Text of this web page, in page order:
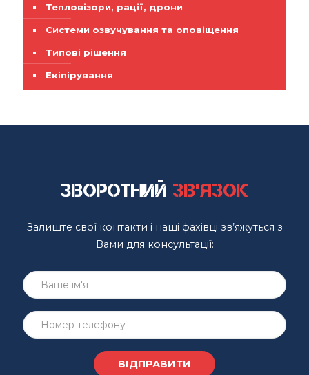
Тепловізори, рації, дрони
Системи озвучування та оповіщення
Типові рішення
Екіпірування
Зворотний зв'язок
Залиште свої контакти і наші фахівці зв’яжуться з
Вами для консультації: